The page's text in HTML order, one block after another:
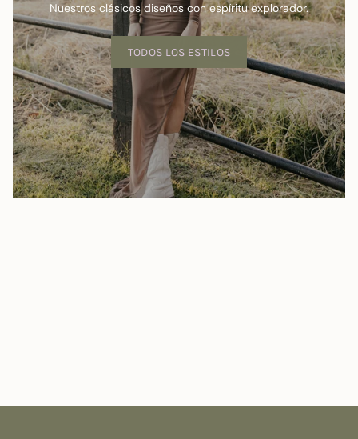
Nuestros clásicos diseños con espíritu explorador.
TODOS LOS ESTILOS